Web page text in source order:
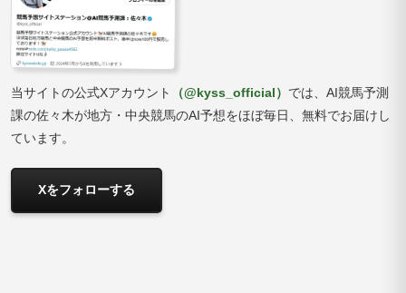
当サイトの公式Xアカウント （@kyss_official） では、AI競馬予測
課の佐々木が地方・中央競馬のAI予想をほぼ毎日、無料でお届けし
ています。
Xをフォローする